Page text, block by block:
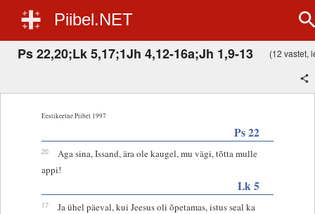
Piibel.NET
Ps 22,20;Lk 5,17;1Jh 4,12-16a;Jh 1,9-13 (12 vastet,
Eestikeelne Piibel 1997
Ps 22
20
Aga sina, Issand, ära ole kaugel, mu vägi, tõtta mulle
appi!
Lk 5
17
Ja ühel päeval, kui Jeesus oli õpetamas, istus seal ka